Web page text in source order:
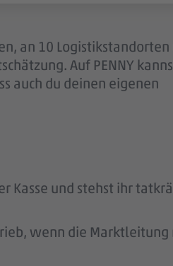
an 10
Auf PENNY
auch du deinen eigenen
Kasse und stehst ihr
wenn die Marktleitung